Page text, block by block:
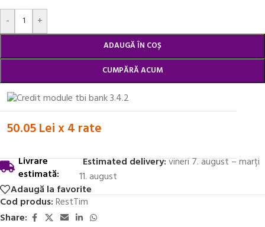
-
+
ADAUGĂ ÎN COȘ
CUMPĂRĂ ACUM
50.05 Lei x 4 rate
Alternative:
Livrare
estimată:
Estimated delivery:vineri 7. august – marți
11. august
Adaugă la favorite
Cod produs:RestTim
Share: